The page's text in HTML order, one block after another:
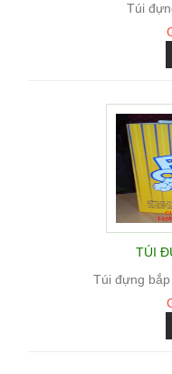
Túi
TÚI
Túi đựng